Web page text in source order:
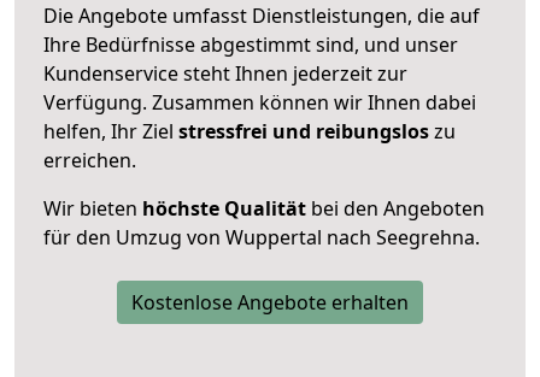
Die Angebote umfasst Dienstleistungen, die auf
Ihre Bedürfnisse abgestimmt sind, und unser
Kundenservice steht Ihnen jederzeit zur
Verfügung. Zusammen können wir Ihnen dabei
helfen, Ihr Ziel stressfrei und reibungsloszu
erreichen.
Wir bieten höchste Qualität bei den Angeboten
für den Umzug von Wuppertal nach Seegrehna.
Kostenlose Angebote erhalten